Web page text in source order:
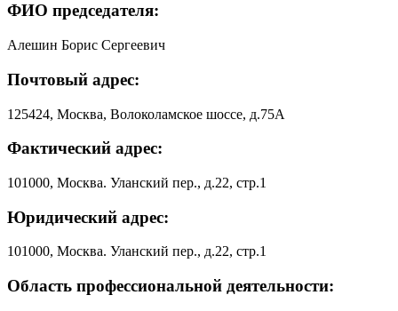
ФИО председателя:
Алешин Борис Сергеевич
Почтовый адрес:
125424, Москва, Волоколамское шоссе, д.75А
Фактический адрес:
101000, Москва. Уланский пер., д.22, стр.1
Юридический адрес:
101000, Москва. Уланский пер., д.22, стр.1
Область профессиональной деятельности: